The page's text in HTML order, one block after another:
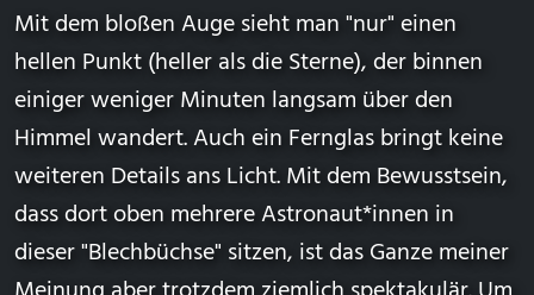
Mit dem bloßen Auge sieht man "nur" einen
hellen Punkt (heller als die Sterne), der binnen
einiger weniger Minuten langsam über den
Himmel wandert. Auch ein Fernglas bringt keine
weiteren Details ans Licht. Mit dem Bewusstsein,
dass dort oben mehrere Astronaut*innen in
dieser "Blechbüchse" sitzen, ist das Ganze meiner